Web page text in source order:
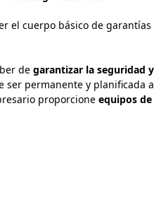
el cuerpo básico de
de garantizar la seguridad
ser permanente y planificada
proporcione equipos